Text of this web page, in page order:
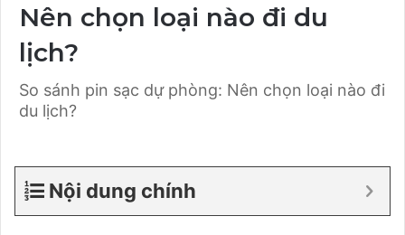
Nên chọn loại nào đi du
lịch?
So sánh pin sạc dự phòng: Nên chọn loại nào đi
du lịch?
Nội dung chính